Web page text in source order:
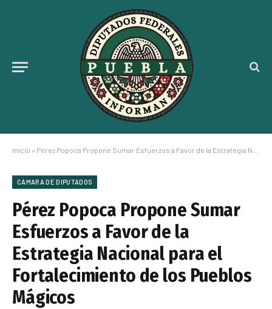
Inicio » Pérez Popoca Propone Sumar Esfuerzos a Favor de la Estrategia Nacional para el Fortalecimiento de los Pueblos Mágicos
CÁMARA DE DIPUTADOS
Pérez Popoca Propone Sumar
Esfuerzos a Favor de la
Estrategia Nacional para el
Fortalecimiento de los Pueblos
Mágicos